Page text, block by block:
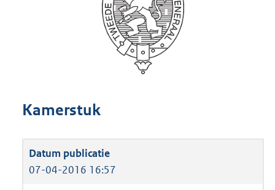
Kamerstuk
07-04-2016 16:57